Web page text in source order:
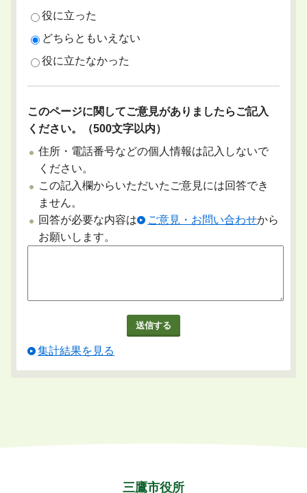
役に立った
どちらともいえない
役に立たなかった
このページに関してご意見がありましたらご記入
ください。（500文字以内）
住所・電話番号などの個人情報は記入しないで
ください。
この記入欄からいただいたご意見には回答でき
ません。
回答が必要な内容は
ご意見・お問い合わせから
お願いします。
集計結果を見る
三鷹市役所